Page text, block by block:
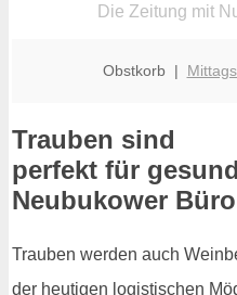
Die Zeitung mit
Obstkorb |
Trauben sind
perfekt für
Neubukower Büro
Trauben werden auch
der heutigen logistischen